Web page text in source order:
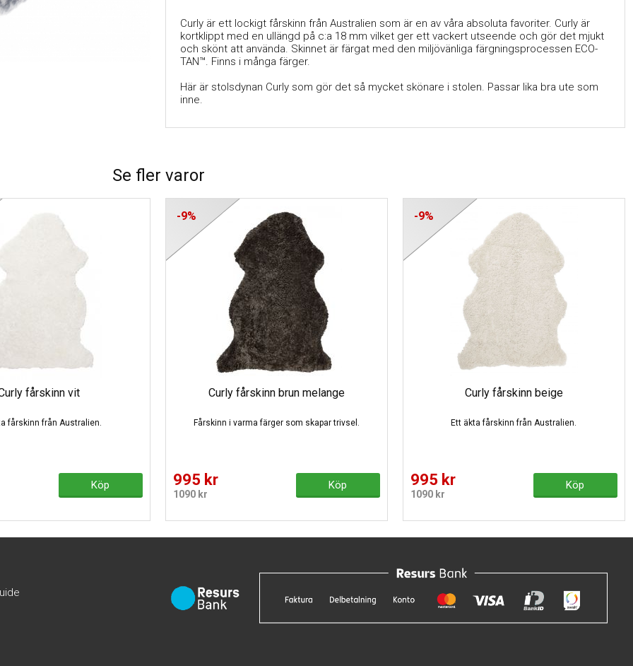
Curly är ett lockigt fårskinn från Australien som är en av våra absoluta favoriter. Curly är
kortklippt med en ullängd på c:a 18 mm vilket ger ett vackert utseende och gör det mjukt
och skönt att använda. Skinnet är färgat med den miljövänliga färgningsprocessen ECO-
TAN™. Finns i många färger.
Här är stolsdynan Curly som gör det så mycket skönare i stolen. Passar lika bra ute som
inne.
Se fler varor
fårskinn vit
fårskinn från Australien.
Köp
-9%
Curly fårskinn brun melange
Fårskinn i varma färger som skapar trivsel.
995 kr
1090 kr
Köp
-9%
Curly fårskinn beige
Ett äkta fårskinn från Australien.
995 kr
1090 kr
Köp